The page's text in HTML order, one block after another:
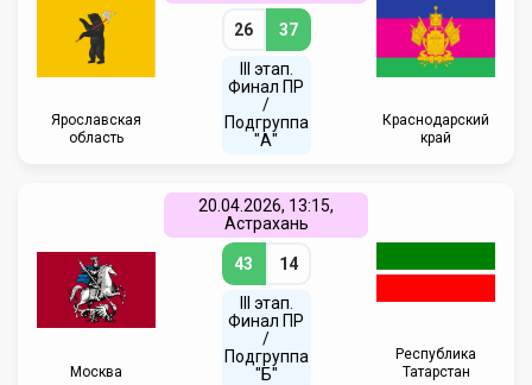
Ярославская
область
26 37
III этап.
Финал ПР
/
Подгруппа
"А"
Краснодарский
край
Москва
20.04.2026, 13:15,
Астрахань
43 14
III этап.
Финал ПР
/
Подгруппа
"Б"
Республика
Татарстан